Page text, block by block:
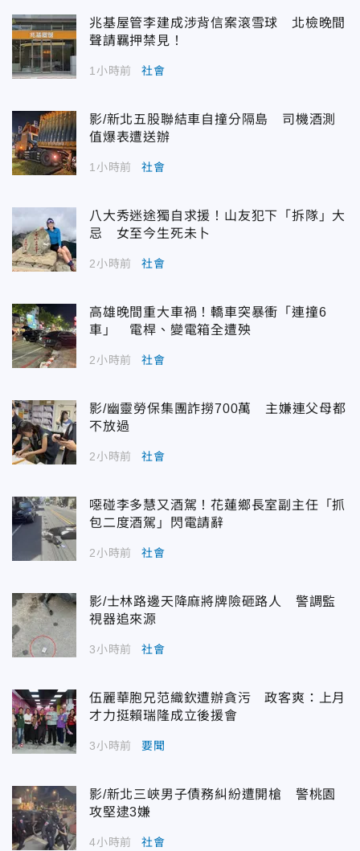
兆基屋管李建成涉背信案滾雪球 北檢晚間
聲請羈押禁見！
1小時前 社會
影/新北五股聯結車自撞分隔島 司機酒測
值爆表遭送辦
1小時前 社會
八大秀迷途獨自求援！山友犯下「拆隊」大
忌 女至今生死未卜
2小時前 社會
高雄晚間重大車禍！轎車突暴衝「連撞6
車」 電桿、變電箱全遭殃
2小時前 社會
影/幽靈勞保集團詐撈700萬 主嫌連父母都
不放過
2小時前 社會
噁碰李多慧又酒駕！花蓮鄉長室副主任「抓
包二度酒駕」閃電請辭
2小時前 社會
影/士林路邊天降麻將牌險砸路人 警調監
視器追來源
3小時前 社會
伍麗華胞兄范織欽遭辦貪污 政客爽：上月
才力挺賴瑞隆成立後援會
3小時前 要聞
影/新北三峽男子債務糾紛遭開槍 警桃園
攻堅逮3嫌
4小時前 社會